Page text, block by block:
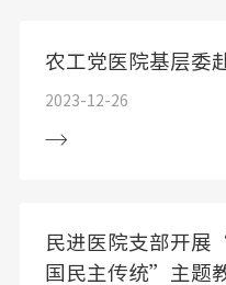
农工党医院基层委
2023-12-26
民进医院支部开展
国民主传统”主题